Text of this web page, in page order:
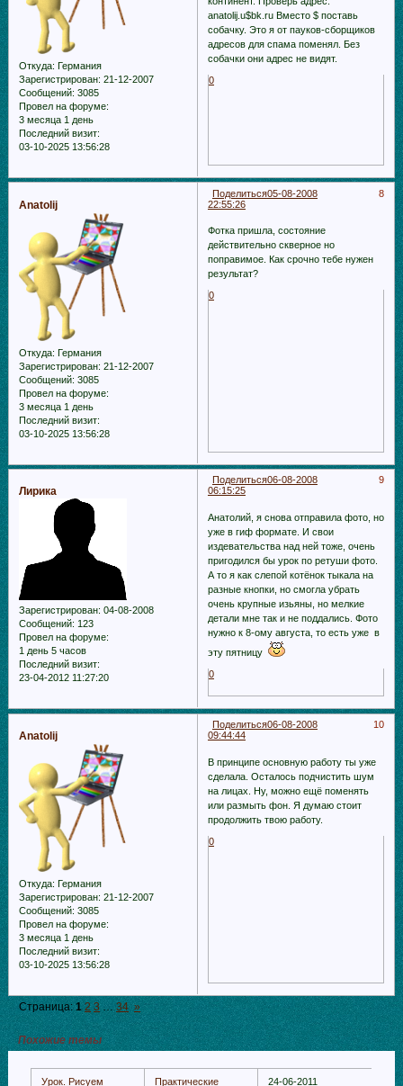
Откуда: Германия
Зарегистрирован: 21-12-2007
Сообщений: 3085
Провел на форуме:
3 месяца 1 день
Последний визит:
03-10-2025 13:56:28
anatolij.u$bk.ru Вместо $ поставь
собачку. Это я от пауков-сборщиков
адресов для спама поменял. Без
собачки они адрес не видят.
0
Поделиться 8
05-08-2008
22:55:26
Anatolij
Откуда: Германия
Зарегистрирован: 21-12-2007
Сообщений: 3085
Провел на форуме:
3 месяца 1 день
Последний визит:
03-10-2025 13:56:28
Фотка пришла, состояние
действительно скверное но
поправимое. Как срочно тебе нужен
результат?
0
Поделиться 9
06-08-2008
06:15:25
Лирика
Зарегистрирован: 04-08-2008
Сообщений: 123
Провел на форуме:
1 день 5 часов
Последний визит:
23-04-2012 11:27:20
Анатолий, я снова отправила фото, но
уже в гиф формате. И свои
издевательства над ней тоже, очень
пригодился бы урок по ретуши фото.
А то я как слепой котёнок тыкала на
разные кнопки, но смогла убрать
очень крупные изьяны, но мелкие
детали мне так и не поддались. Фото
нужно к 8-ому августа, то есть уже в
эту пятницу
0
Поделиться 10
06-08-2008
09:44:44
Anatolij
Откуда: Германия
Зарегистрирован: 21-12-2007
Сообщений: 3085
Провел на форуме:
3 месяца 1 день
Последний визит:
03-10-2025 13:56:28
В принципе основную работу ты уже
сделала. Осталось подчистить шум
на лицах. Ну, можно ещё поменять
или размыть фон. Я думаю стоит
продолжить твою работу.
0
Страница:1 2 3 … 34 »
Похожие темы
Урок. Рисуем
Практические
24-06-2011